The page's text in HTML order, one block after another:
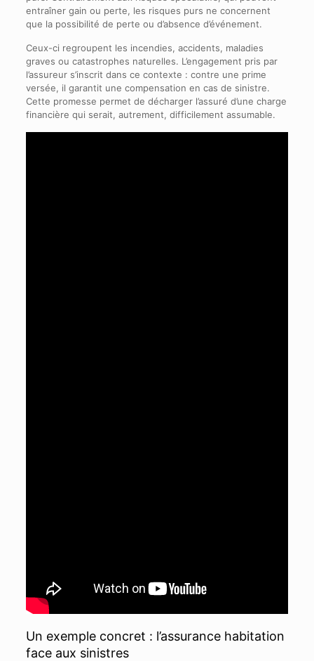
entraîner gain ou perte, les risques purs ne concernent
que la possibilité de perte ou d’absence d’événement.
Ceux-ci regroupent les incendies, accidents, maladies
graves ou catastrophes naturelles. L’engagement pris par
l’assureur s’inscrit dans ce contexte : contre une prime
versée, il garantit une compensation en cas de sinistre.
Cette promesse permet de décharger l’assuré d’une charge
financière qui serait, autrement, difficilement assumable.
Un exemple concret : l’assurance habitation
face aux sinistres